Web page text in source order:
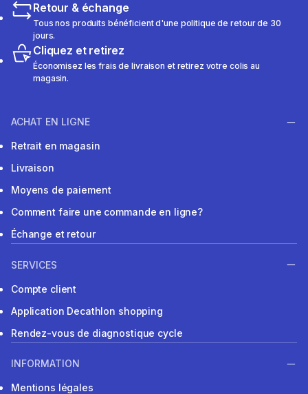
Retour & échange
Tous nos produits bénéficient d'une politique de retour de 30
jours.
Cliquez et retirez
Économisez les frais de livraison et retirez votre colis au
magasin.
ACHAT EN LIGNE
Retrait en magasin
Livraison
Moyens de paiement
Comment faire une commande en ligne?
Échange et retour
SERVICES
Compte client
Application Decathlon shopping
Rendez-vous de diagnostique cycle
INFORMATION
Mentions légales